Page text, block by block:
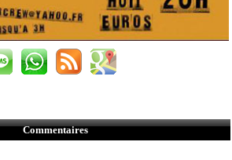
Commentaires